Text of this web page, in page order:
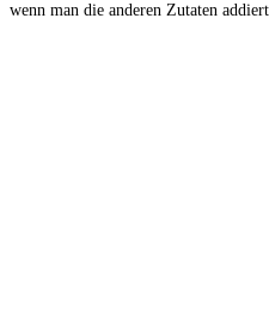
wenn man die anderen Zutaten